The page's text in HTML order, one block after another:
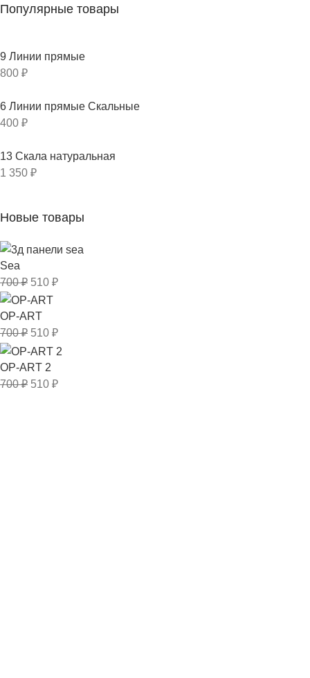
Популярные товары
9 Линии прямые
800 ₽
6 Линии прямые Скальные
400 ₽
13 Скала натуральная
1 350 ₽
Новые товары
Sea
700₽ 510 ₽
OP-ART
700₽ 510 ₽
OP-ART 2
700₽ 510 ₽